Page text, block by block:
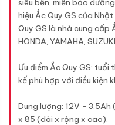
siêu bền, miễn bảo
hiệu Ắc Quy GS của
Quy GS là nhà cung cấp
HONDA, YAMAHA,
Ưu điểm Ắc Quy GS:
kế phù hợp với điều kiện
Dung lượng: 12V - 3.5Ah
x 85 (dài x rộng x cao).